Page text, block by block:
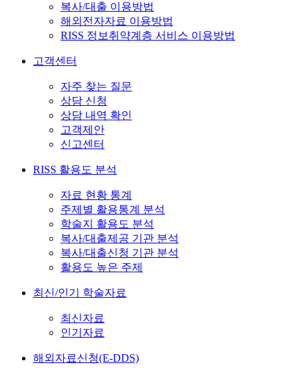
복사/대출 이용방법
해외전자자료 이용방법
RISS 정보취약계층 서비스 이용방법
고객센터
자주 찾는 질문
상담 신청
상담 내역 확인
고객제안
신고센터
RISS 활용도 분석
자료 현황 통계
주제별 활용통계 분석
학술지 활용도 분석
복사/대출제공 기관 분석
복사/대출신청 기관 분석
활용도 높은 주제
최신/인기 학술자료
최신자료
인기자료
해외자료신청(E-DDS)